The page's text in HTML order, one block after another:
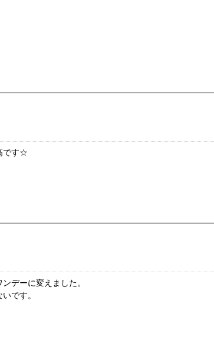
です☆
デーに変えました。
です。